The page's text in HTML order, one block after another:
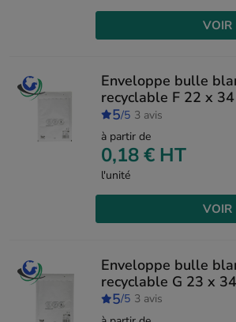
VOIR
Enveloppe bulle
recyclable F 22 x
5/5 3 avis
à partir de
0,18 € HT
l'unité
VOIR
Enveloppe bulle
recyclable G 23 x
5/5 3 avis